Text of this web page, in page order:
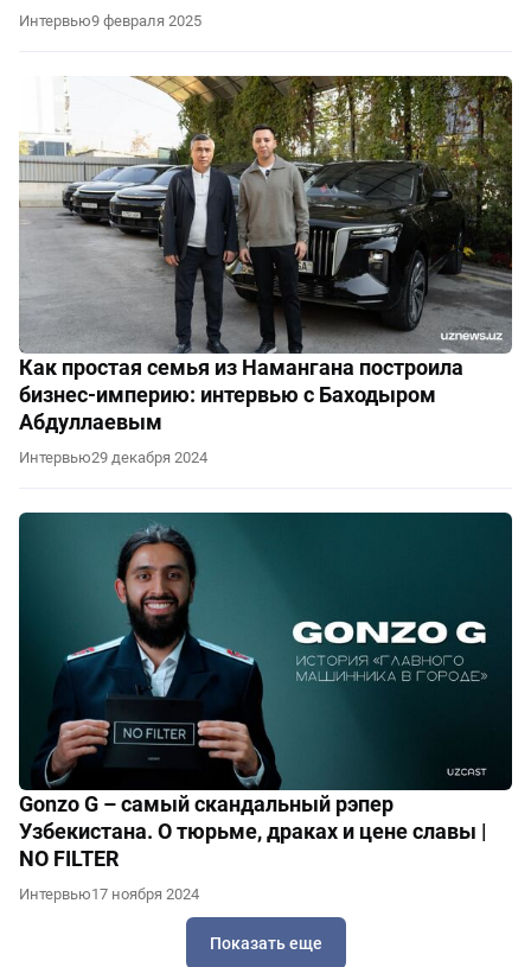
Интервью9 февраля 2025
Как простая семья из Намангана построила
бизнес-империю: интервью с Баходыром
Абдуллаевым
Интервью29 декабря 2024
Gonzo G – самый скандальный рэпер
Узбекистана. О тюрьме, драках и цене славы |
NO FILTER
Интервью17 ноября 2024
Показать еще